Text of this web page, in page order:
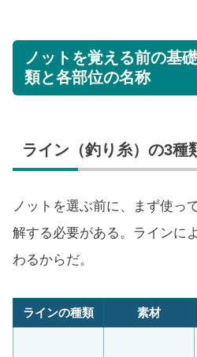
ノットを覚える前の基
類と各部位の名称
ライン（釣り糸）の3種
ノットを選ぶ前に、まず使っ
解する必要がある。ラインに
わるからだ。
ラインの種類 素材